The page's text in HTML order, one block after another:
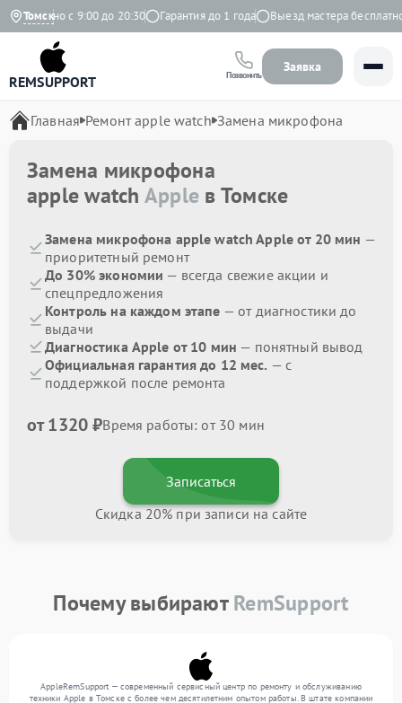
Томскс 9:00 до 20:30 Гарантия до 1 года Выезд мастера бесплатно
REMSUPPORT Позвонить
Заявка
Главная Ремонт apple watch Замена микрофона
Замена микрофона
apple watch Apple в Томске
Замена микрофона apple watch Apple от 20 мин —
приоритетный ремонт
До 30% экономии — всегда свежие акции и
спецпредложения
Контроль на каждом этапе — от диагностики до
выдачи
Диагностика Apple от 10 мин — понятный вывод
Официальная гарантия до 12 мес. — с
поддержкой после ремонта
от 1320 ₽Время работы: от 30 мин
Записаться
Скидка 20% при записи на сайте
Почему выбираютRemSupport
AppleRemSupport — современный сервисный центр по ремонту и обслуживанию
техники Apple в Томске с более чем десятилетним опытом работы. В штате компании